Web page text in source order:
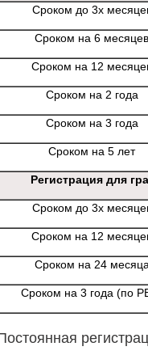
Сроком до 3х
Сроком на 6 месяцев
Сроком на 12
Сроком на 2 года
Сроком на 3 года
Сроком на 5 лет
Регистрация для
Сроком до 3х
Сроком на 12
Сроком на 24
Сроком на 3 года (по